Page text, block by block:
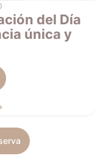
del Día
única y